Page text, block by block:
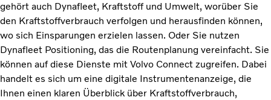
gehört auch Dynafleet, Kraftstoff und Umwelt, worüber Sie
den Kraftstoffverbrauch verfolgen und herausfinden können,
wo sich Einsparungen erzielen lassen. Oder Sie nutzen
Dynafleet Positioning, das die Routenplanung vereinfacht. Sie
können auf diese Dienste mit Volvo Connect zugreifen. Dabei
handelt es sich um eine digitale Instrumentenanzeige, die
Ihnen einen klaren Überblick über Kraftstoffverbrauch,